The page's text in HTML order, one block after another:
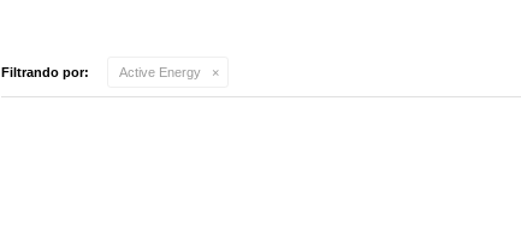
Filtrando por: Active Energy